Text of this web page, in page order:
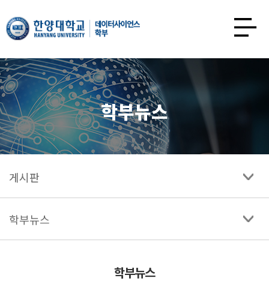
한양대학교
데이터사이언스학과
열기
학부뉴스
게시판
학부뉴스
학부뉴스